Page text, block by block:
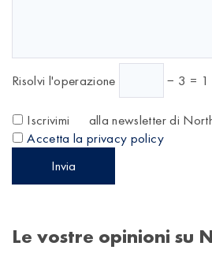
Risolvi l'operazione − 3 = 1
Iscrivimi
alla newsletter di
Accetta la privacy policy
Le vostre opinioni su